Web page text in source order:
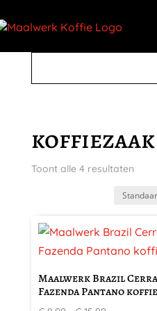
koffiezaak
Toont alle 4 resultaten
Maalwerk Brazil
Fazenda Pantano
Dit
product
meerdere
variaties.